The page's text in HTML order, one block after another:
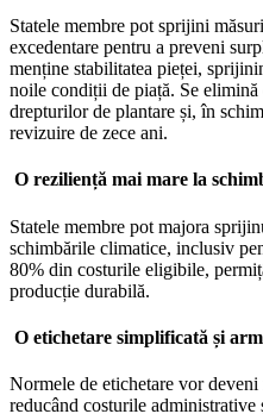
Statele membre pot sprijini
excedentare pentru a preveni
menține stabilitatea pieței,
noile condiții de piață. Se
drepturilor de plantare și, în
revizuire de zece ani.
O reziliență mai mare la
Statele membre pot majora
schimbările climatice, inclusiv
80% din costurile eligibile,
producție durabilă.
O etichetare simplificată și
Normele de etichetare vor
reducând costurile